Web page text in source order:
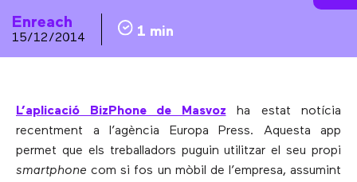
Enreach
15/12/2014 1 min
L’aplicació BizPhone de Masvoz ha estat notícia
recentment a l’agència Europa Press. Aquesta app
permet que els treballadors puguin utilitzar el seu propi
smartphone com si fos un mòbil de l’empresa, assumint